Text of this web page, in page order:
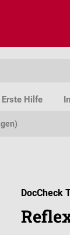
Hilfe
DocCheck